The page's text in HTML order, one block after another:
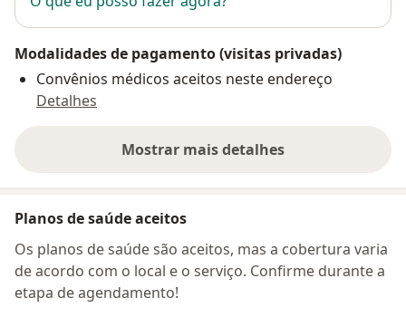
Modalidades de pagamento (visitas privadas)
Convênios médicos aceitos neste endereço
Detalhes
Mostrar mais detalhes
sobre o endereço
Planos de saúde aceitos
Os planos de saúde são aceitos, mas a cobertura varia
de acordo com o local e o serviço. Confirme durante a
etapa de agendamento!